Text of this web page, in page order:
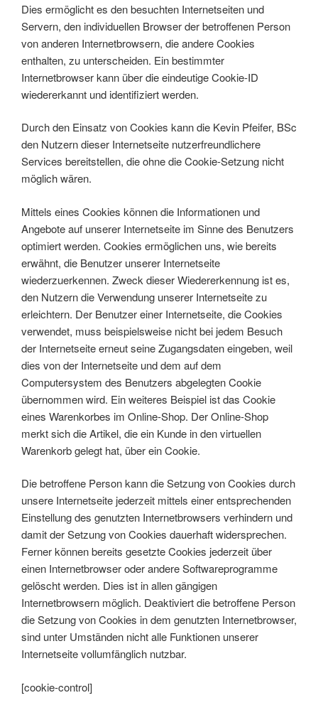
Dies ermöglicht es den besuchten Internetseiten und
Servern, den individuellen Browser der betroffenen Person
von anderen Internetbrowsern, die andere Cookies
enthalten, zu unterscheiden. Ein bestimmter
Internetbrowser kann über die eindeutige Cookie-ID
wiedererkannt und identifiziert werden.
Durch den Einsatz von Cookies kann die Kevin Pfeifer, BSc
den Nutzern dieser Internetseite nutzerfreundlichere
Services bereitstellen, die ohne die Cookie-Setzung nicht
möglich wären.
Mittels eines Cookies können die Informationen und
Angebote auf unserer Internetseite im Sinne des Benutzers
optimiert werden. Cookies ermöglichen uns, wie bereits
erwähnt, die Benutzer unserer Internetseite
wiederzuerkennen. Zweck dieser Wiedererkennung ist es,
den Nutzern die Verwendung unserer Internetseite zu
erleichtern. Der Benutzer einer Internetseite, die Cookies
verwendet, muss beispielsweise nicht bei jedem Besuch
der Internetseite erneut seine Zugangsdaten eingeben, weil
dies von der Internetseite und dem auf dem
Computersystem des Benutzers abgelegten Cookie
übernommen wird. Ein weiteres Beispiel ist das Cookie
eines Warenkorbes im Online-Shop. Der Online-Shop
merkt sich die Artikel, die ein Kunde in den virtuellen
Warenkorb gelegt hat, über ein Cookie.
Die betroffene Person kann die Setzung von Cookies durch
unsere Internetseite jederzeit mittels einer entsprechenden
Einstellung des genutzten Internetbrowsers verhindern und
damit der Setzung von Cookies dauerhaft widersprechen.
Ferner können bereits gesetzte Cookies jederzeit über
einen Internetbrowser oder andere Softwareprogramme
gelöscht werden. Dies ist in allen gängigen
Internetbrowsern möglich. Deaktiviert die betroffene Person
die Setzung von Cookies in dem genutzten Internetbrowser,
sind unter Umständen nicht alle Funktionen unserer
Internetseite vollumfänglich nutzbar.
[cookie-control]